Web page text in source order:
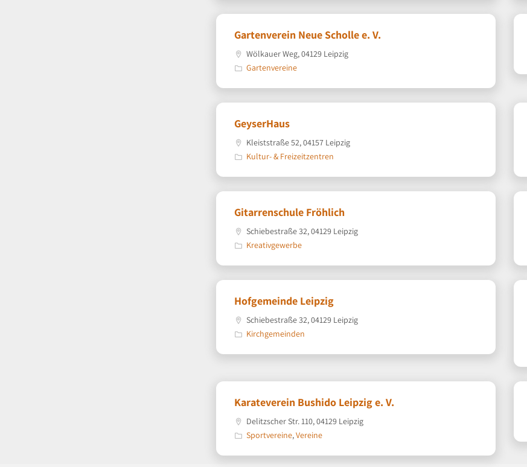
Gartenverein Neue Scholle e. V.
Wölkauer Weg, 04129 Leipzig
Gartenvereine
GeyserHaus
Kleiststraße 52, 04157 Leipzig
Kultur- & Freizeitzentren
Gitarrenschule Fröhlich
Schiebestraße 32, 04129 Leipzig
Kreativgewerbe
Hofgemeinde Leipzig
Schiebestraße 32, 04129 Leipzig
Kirchgemeinden
Karateverein Bushido Leipzig e. V.
Delitzscher Str. 110, 04129 Leipzig
Sportvereine,Vereine